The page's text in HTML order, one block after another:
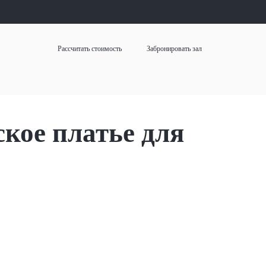
Рассчитать стоимость Забронировать зал
платье для
поможем